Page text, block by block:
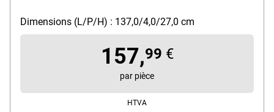
système à vis, résistant aux désinfectants, base en
acier avec peinture époxy blanche, panneau de
séparation en acrylique, poids : 2,18 kg, couleur :
transparent, dimensions (L/P/H) : 137 / 0,4 / 27 cm,
Dimensions (L/P/H) : 137,0/4,0/27,0 cm
157,99 €
par pièce
HTVA